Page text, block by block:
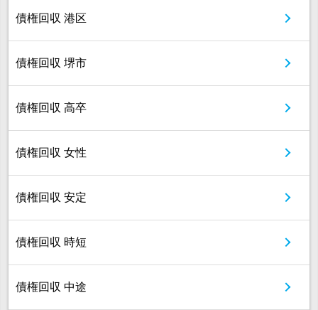
債権回収 港区
債権回収 堺市
債権回収 高卒
債権回収 女性
債権回収 安定
債権回収 時短
債権回収 中途